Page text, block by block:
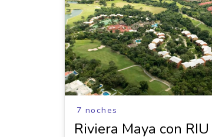
7 noches
Riviera Maya con RIU